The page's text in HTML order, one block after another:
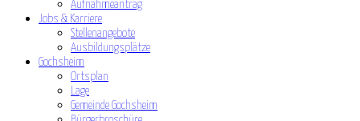
Aufnahmeantrag
Jobs & Karriere
Stellenangebote
Ausbildungsplätze
Gochsheim
Ortsplan
Lage
Gemeinde Gochsheim